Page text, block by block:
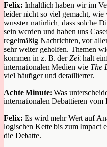
Felix: Inhaltlich haben wir im
leidernicht so viel gemacht, wie
wussten natürlich, dass solche
sein werden und haben uns
regelmäßig Nachrichten, vor
sehr weiter geholfen. Themen
kommen in z. B. derZeithalt
internationalen Medien wie The
viel häufiger und detaillierter.
Achte Minute: Was
internationalen Debattieren vom
Felix: Es wird mehr Wert auf
logischen Kette bis zum Impact
die Debatte.